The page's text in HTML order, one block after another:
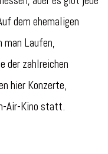
dem ehemaligen
man Laufen,
der zahlreichen
hier Konzerte,
Air-Kino statt.